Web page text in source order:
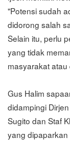
"Potensi sudah
didorong salah
Selain itu, perlu
yang tidak
masyarakat
Gus Halim
didampingi
Sugito dan Staf
yang